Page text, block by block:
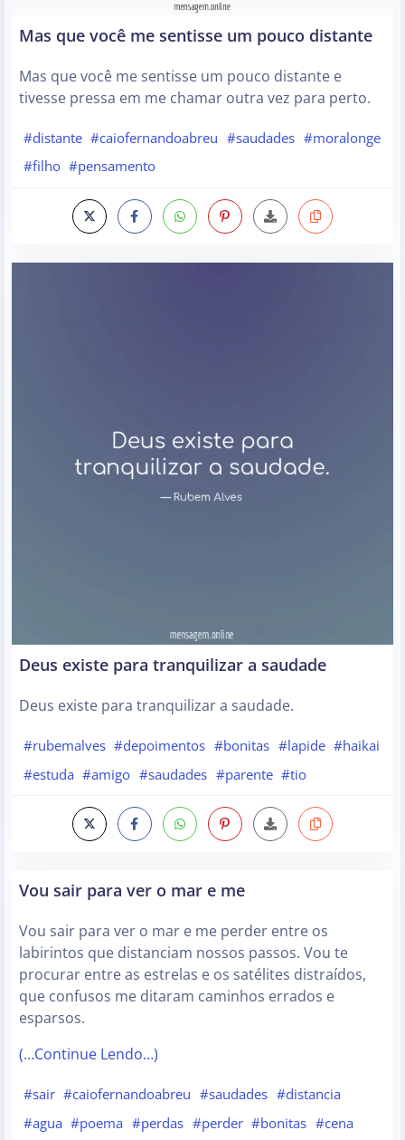
Mas que você me sentisse um pouco distante
Mas que você me sentisse um pouco distante e
tivesse pressa em me chamar outra vez para perto.
#distante #caiofernandoabreu #saudades #moralonge
#filho #pensamento
Deus existe para tranquilizar a saudade
Deus existe para tranquilizar a saudade.
#rubemalves #depoimentos #bonitas #lapide #haikai
#estuda #amigo #saudades #parente #tio
Vou sair para ver o mar e me
Vou sair para ver o mar e me perder entre os
labirintos que distanciam nossos passos. Vou te
procurar entre as estrelas e os satélites distraídos,
que confusos me ditaram caminhos errados e
esparsos.
(…Continue Lendo…)
#sair #caiofernandoabreu #saudades #distancia
#agua #poema #perdas #perder #bonitas #cena